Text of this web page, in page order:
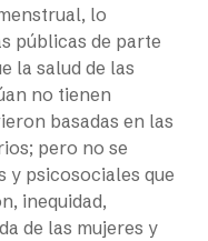
lo
públicas de parte
la salud de las
no tienen
basadas en las
pero no se
y psicosociales que
inequidad,
de las mujeres y